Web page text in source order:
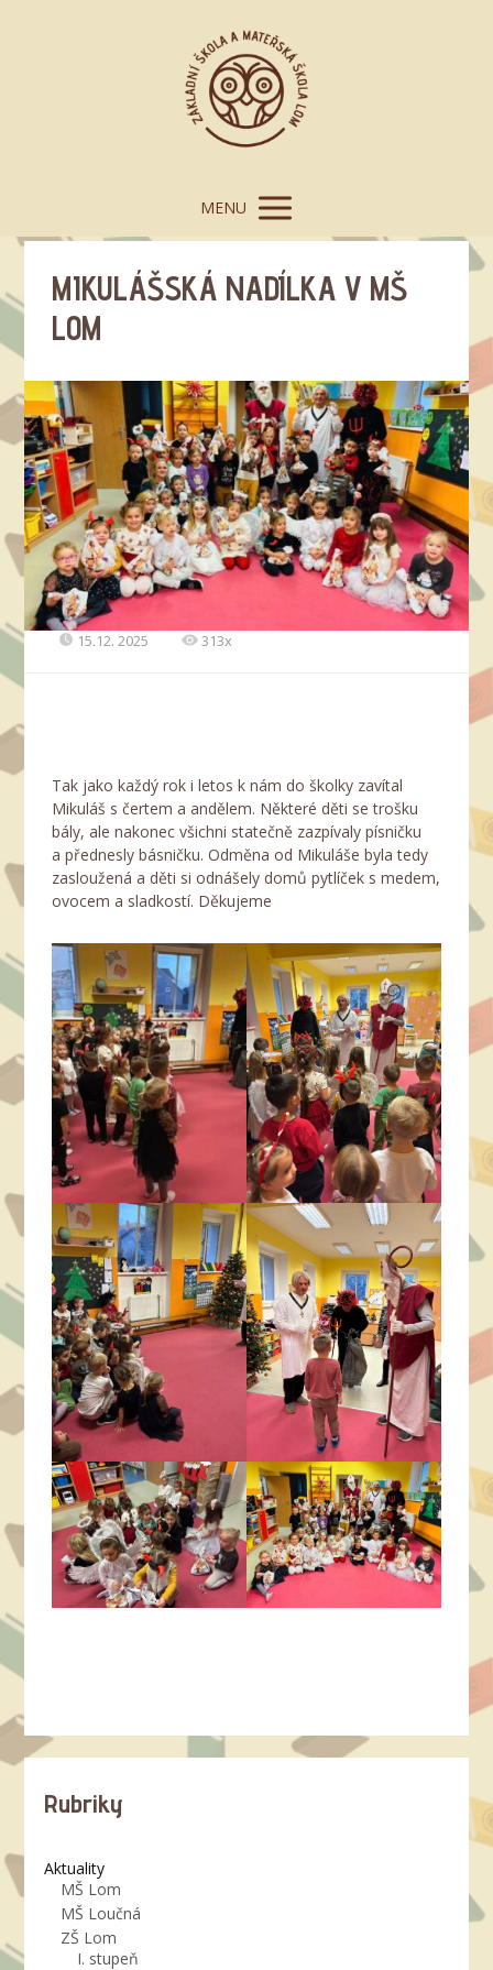
MENU
MIKULÁŠSKÁ NADÍLKA V MŠ
LOM
15.12. 2025 313x
Tak jako každý rok i letos k nám do školky zavítal
Mikuláš s čertem a andělem. Některé děti se trošku
bály, ale nakonec všichni statečně zazpívaly písničku
a přednesly básničku. Odměna od Mikuláše byla tedy
zasloužená a děti si odnášely domů pytlíček s medem,
ovocem a sladkostí. Děkujeme
Rubriky
Aktuality
MŠ Lom
MŠ Loučná
ZŠ Lom
I. stupeň